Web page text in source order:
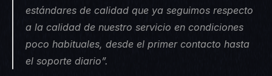
estándares de calidad que ya seguimos respecto
a la calidad de nuestro servicio en condiciones
poco habituales, desde el primer contacto hasta
el soporte diario”.